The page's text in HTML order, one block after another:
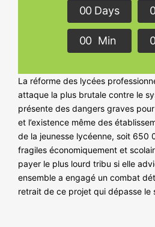
NOS ACTIONS
00 Days
00 Min
La réforme des lycées
attaque la plus brutale contre le
présente des dangers graves
et l’existence même des
de la jeunesse lycéenne, soit 650
fragiles économiquement et
payer le plus lourd tribu si elle
ensemble a engagé un combat
retrait de ce projet qui dépasse le